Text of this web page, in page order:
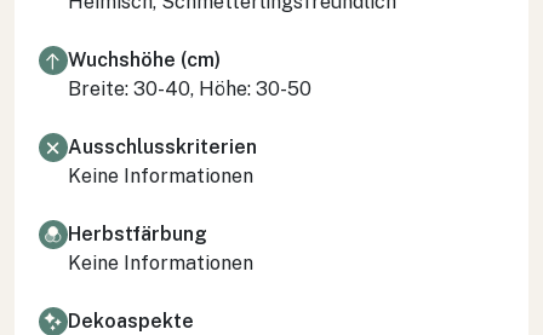
Wuchshöhe (cm)
Breite: 30-40, Höhe: 30-50
Ausschlusskriterien
Keine Informationen
Herbstfärbung
Keine Informationen
Dekoaspekte